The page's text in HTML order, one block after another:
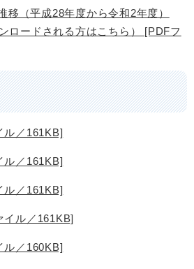
移（平成28年度から令和2年度）
ロードされる方はこちら） [PDFフ
ル／161KB]
ル／161KB]
ル／161KB]
イル／161KB]
ル／160KB]